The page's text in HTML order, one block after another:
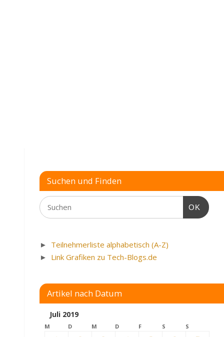
Suchen und Finden
OK
► Teilnehmerliste alphabetisch (A-Z)
► Link Grafiken zu Tech-Blogs.de
Artikel nach Datum
Juli 2019
M D M D F S S